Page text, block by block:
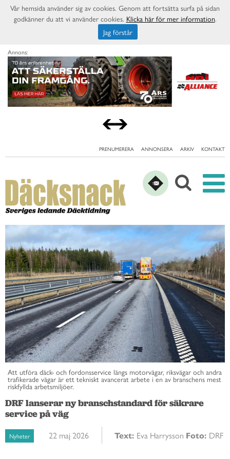
Annons:
PRENUMERERA ANNONSERA ARKIV KONTAKT
Att utföra däck- och fordonsservice längs motorvägar, riksvägar och andra
trafikerade vägar är ett tekniskt avancerat arbete i en av branschens mest
riskfyllda arbetsmiljöer.
DRF lanserar ny branschstandard för säkrare
service på väg
Nyheter 22 maj 2026 Text: Eva Harrysson Foto: DRF
Vår hemsida använder sig av cookies. Genom att fortsätta surfa på sidan
godkänner du att vi använder cookies. Klicka här för mer information.
Jag förstår